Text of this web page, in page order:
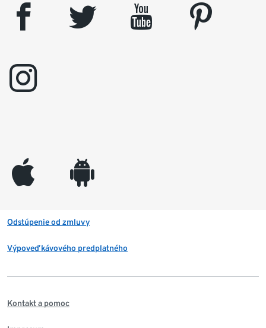
facebook twitter youtube
pinterest
instagram
appleinc android
Odstúpenie od zmluvy
Výpoveď kávového predplatného
Kontakt a pomoc